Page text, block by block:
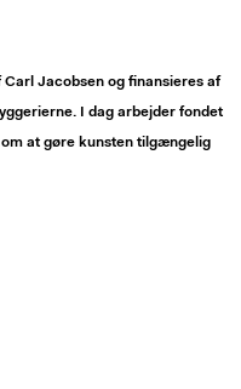
Jacobsen og finansieres af
I dag arbejder fondet
at gøre kunsten tilgængelig